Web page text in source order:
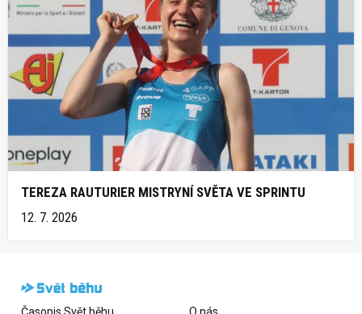
TEREZA RAUTURIER MISTRYNÍ SVĚTA VE SPRINTU
12. 7. 2026